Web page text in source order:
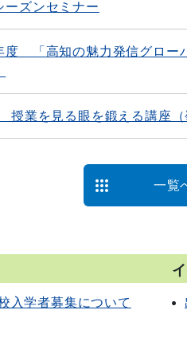
ーズンセミナー
度 「高知の魅力発信グロー
授業を見る眼を鍛える講座
一覧
入学者募集について